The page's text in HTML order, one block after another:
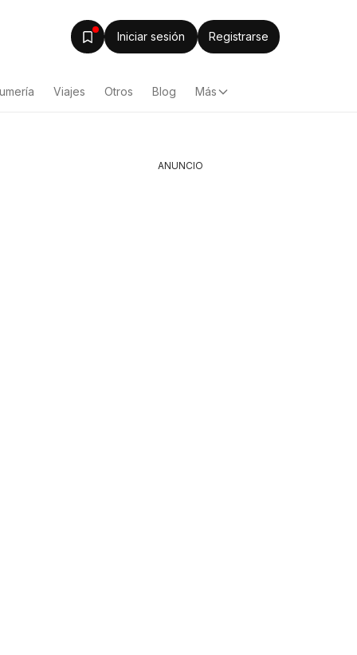
Iniciar sesión Registrarse
Viajes Otros Blog Más
ANUNCIO